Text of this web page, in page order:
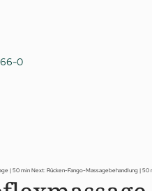
0
| 50 minNext: Rücken-Fango-Massagebehandlung | 50